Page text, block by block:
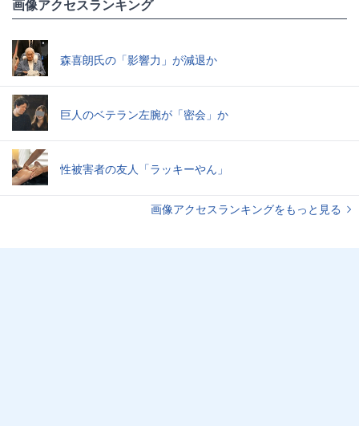
画像アクセスランキング
森喜朗氏の「影響力」が減退か
巨人のベテラン左腕が「密会」か
性被害者の友人「ラッキーやん」
画像アクセスランキングをもっと見る